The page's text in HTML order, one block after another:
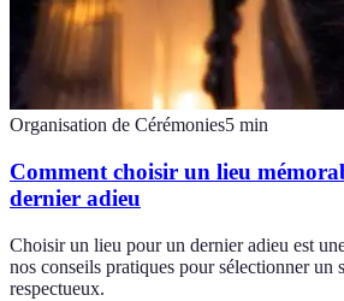
Organisation de Cérémonies5 min
Comment choisir un lieu
dernier adieu
Choisir un lieu pour un dernier adieu est
nos conseils pratiques pour sélectionner un
respectueux.